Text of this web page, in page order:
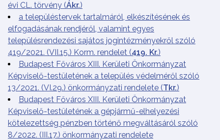
évi CL. törvény (Ákr.)
a településtervek tartalmáról, elkészítésének és
elfogadásának rendjéről, valamint egyes
településrendezési sajátos jogintézményekről szóló
419/2021. (VII.15.) Korm. rendelet (419. Kr.)
Budapest Főváros XIII. Kerületi Önkormányzat
Képviselő-testületének a település védelméről szóló
13/2021. (VI.29.) önkormányzati rendelete (Tkr.)
Budapest Főváros XIII. Kerületi Önkormányzat
Képviselő-testületének a gépjármű-elhelyezési
kötelezettség pénzben történő megváltásáról szóló
8/2022. (III.17.) önkormányzati rendelete